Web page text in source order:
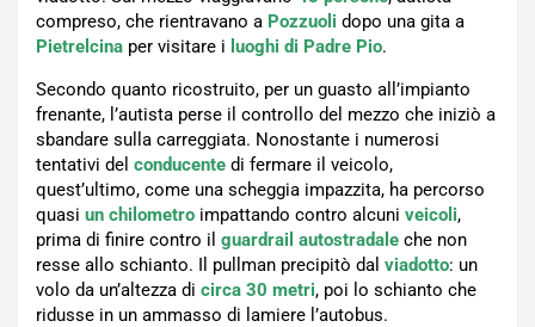
compreso, che rientravano a Pozzuoli dopo una gita a
Pietrelcina per visitare i luoghi di Padre Pio.
Secondo quanto ricostruito, per un guasto all’impianto
frenante, l’autista perse il controllo del mezzo che iniziò a
sbandare sulla carreggiata. Nonostante i numerosi
tentativi del conducente di fermare il veicolo,
quest’ultimo, come una scheggia impazzita, ha percorso
quasi un chilometro impattando contro alcuni veicoli,
prima di finire contro il guardrail autostradale che non
resse allo schianto. Il pullman precipitò dal viadotto: un
volo da un’altezza di circa 30 metri, poi lo schianto che
ridusse in un ammasso di lamiere l’autobus.